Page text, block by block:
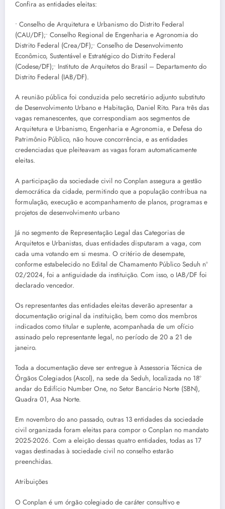
Confira as entidades eleitas:
• Conselho de Arquitetura e Urbanismo do Distrito Federal
(CAU/DF);• Conselho Regional de Engenharia e Agronomia do
Distrito Federal (Crea/DF);• Conselho de Desenvolvimento
Econômico, Sustentável e Estratégico do Distrito Federal
(Codese/DF);• Instituto de Arquitetos do Brasil – Departamento do
Distrito Federal (IAB/DF).
A reunião pública foi conduzida pelo secretário adjunto substituto
de Desenvolvimento Urbano e Habitação, Daniel Rito. Para três das
vagas remanescentes, que correspondiam aos segmentos de
Arquitetura e Urbanismo, Engenharia e Agronomia, e Defesa do
Patrimônio Público, não houve concorrência, e as entidades
credenciadas que pleiteavam as vagas foram automaticamente
eleitas.
A participação da sociedade civil no Conplan assegura a gestão
democrática da cidade, permitindo que a população contribua na
formulação, execução e acompanhamento de planos, programas e
projetos de desenvolvimento urbano
Já no segmento de Representação Legal das Categorias de
Arquitetos e Urbanistas, duas entidades disputaram a vaga, com
cada uma votando em si mesma. O critério de desempate,
conforme estabelecido no Edital de Chamamento Público Seduh nº
02/2024, foi a antiguidade da instituição. Com isso, o IAB/DF foi
declarado vencedor.
Os representantes das entidades eleitas deverão apresentar a
documentação original da instituição, bem como dos membros
indicados como titular e suplente, acompanhada de um ofício
assinado pelo representante legal, no período de 20 a 21 de
janeiro.
Toda a documentação deve ser entregue à Assessoria Técnica de
Órgãos Colegiados (Ascol), na sede da Seduh, localizada no 18º
andar do Edifício Number One, no Setor Bancário Norte (SBN),
Quadra 01, Asa Norte.
Em novembro do ano passado, outras 13 entidades da sociedade
civil organizada foram eleitas para compor o Conplan no mandato
2025-2026. Com a eleição dessas quatro entidades, todas as 17
vagas destinadas à sociedade civil no conselho estarão
preenchidas.
Atribuições
O Conplan é um órgão colegiado de caráter consultivo e